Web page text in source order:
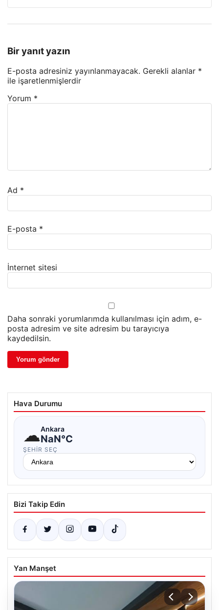
Bir yanıt yazın
E-posta adresiniz yayınlanmayacak. Gerekli alanlar *
ile işaretlenmişlerdir
Yorum *
Ad *
E-posta *
İnternet sitesi
Daha sonraki yorumlarımda kullanılması için adım, e-
posta adresim ve site adresim bu tarayıcıya
kaydedilsin.
Hava Durumu
☁Ankara
NaN°C
ŞEHIR SEÇ
Bizi Takip Edin
Yan Manşet